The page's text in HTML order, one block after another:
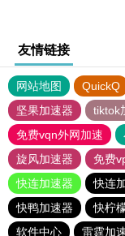
友情链接
网站地图 QuickQ
坚果加速器
tiktok
免费vqn外网加速
旋风加速器
免费
快连加速器
快连
快鸭加速器
快柠
软件中心
雷霆加